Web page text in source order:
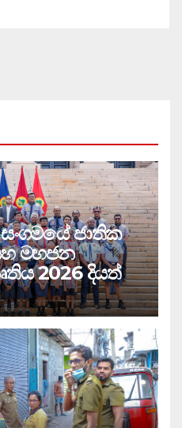
සංගමයේ ජාතික
මහජන
2026 දියත්